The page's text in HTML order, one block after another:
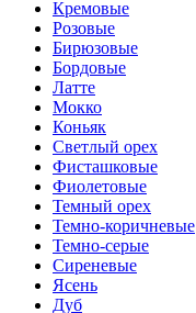
Кремовые
Розовые
Бирюзовые
Бордовые
Латте
Мокко
Коньяк
Светлый орех
Фисташковые
Фиолетовые
Темный орех
Темно-коричневые
Темно-серые
Сиреневые
Ясень
Дуб